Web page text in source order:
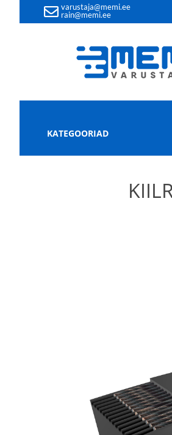
varustaja@memi.ee
rain@memi.ee
KATEGOORIAD